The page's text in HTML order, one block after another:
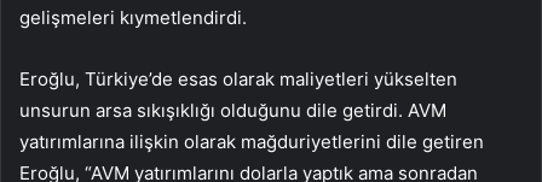
gelişmeleri kıymetlendirdi.
Eroğlu, Türkiye’de esas olarak maliyetleri yükselten
unsurun arsa sıkışıklığı olduğunu dile getirdi. AVM
yatırımlarına ilişkin olarak mağduriyetlerini dile getiren
Eroğlu, “AVM yatırımlarını dolarla yaptık ama sonradan